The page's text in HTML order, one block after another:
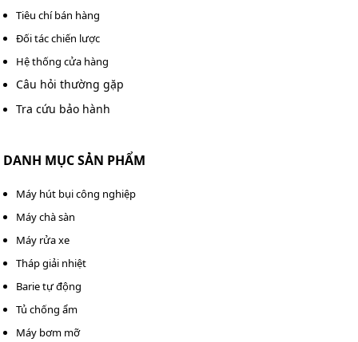
Cùng tìm hiểu cách sử dụng
Lutian 18G30-13A để đạt hiệu quả cao nhất.
Bước 1: Đổ đầy đủ nhiên liệu xăng và dầu nhớt vào
động cơ máy theo đúng loại và dung tích được
khuyến cáo.
Máy đi kèm 3 béc phun góc (0°, 15°, 40°) và béc hóa
nước sạch, không lẫn tạp chất.
Tiêu chí bán hàng
Đối tác chiến lược
Hệ thống cửa hàng
Câu hỏi thường gặp
Tra cứu bảo hành
DANH MỤC SẢN PHẨM
Máy hút bụi công nghiệp
Máy chà sàn
Máy rửa xe
Tháp giải nhiệt
Barie tự động
Tủ chống ẩm
Máy bơm mỡ